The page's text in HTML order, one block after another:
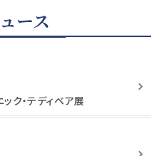
ース
ク・テディベア展